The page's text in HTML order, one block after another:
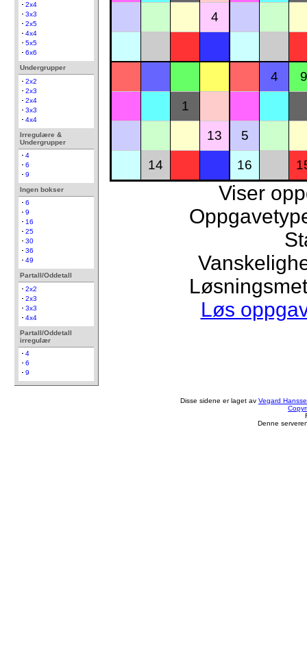
2x4
3x3
2x5
4x4
5x5
6x6
Undergrupper
2x2
2x3
2x4
3x3
4x4
Irregulære &
Undergrupper
4
6
9
Ingen bokser
6
9
16
25
30
36
49
Partall/Oddetall
2x2
2x3
3x3
4x4
Partall/Oddetall
irregulær
4
6
9
4
4 9
1
13 5
14 16
Viser
Løs
Disse sidene er laget av Vegard
Denne